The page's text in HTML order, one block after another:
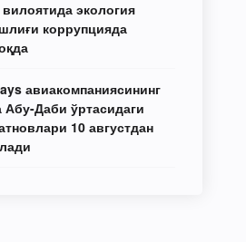
экология
коррупцияда
авиакомпаниясининг
Абу-Даби ўртасидаги
10 августдан